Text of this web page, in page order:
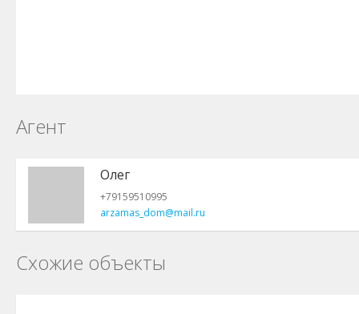
Агент
Олег
+79159510995
arzamas_dom@mail.ru
Схожие объекты